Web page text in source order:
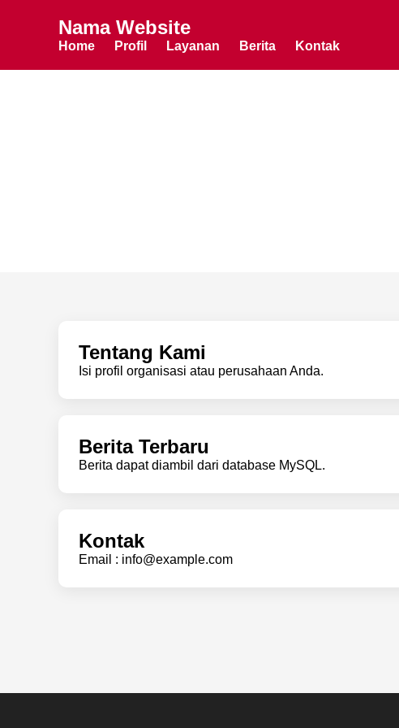
Nama Website
Home Profil Layanan Berita Kontak
Tentang Kami
Isi profil organisasi atau perusahaan Anda.
Berita Terbaru
Berita dapat diambil dari database MySQL.
Kontak
Email : info@example.com